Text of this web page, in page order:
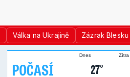
Válka na Ukrajině Zázrak Blesku
POČASÍ
Dnes
27°
Zítra